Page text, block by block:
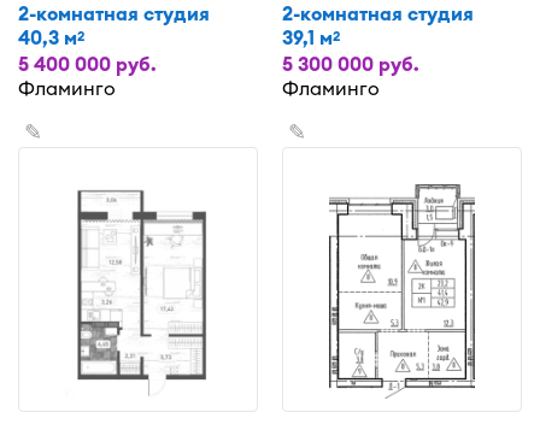
2-комнатная студия
40,3 м2
5 400 000 руб.
Фламинго
2-комнатная студия
39,1 м2
5 300 000 руб.
Фламинго
✎ ✎